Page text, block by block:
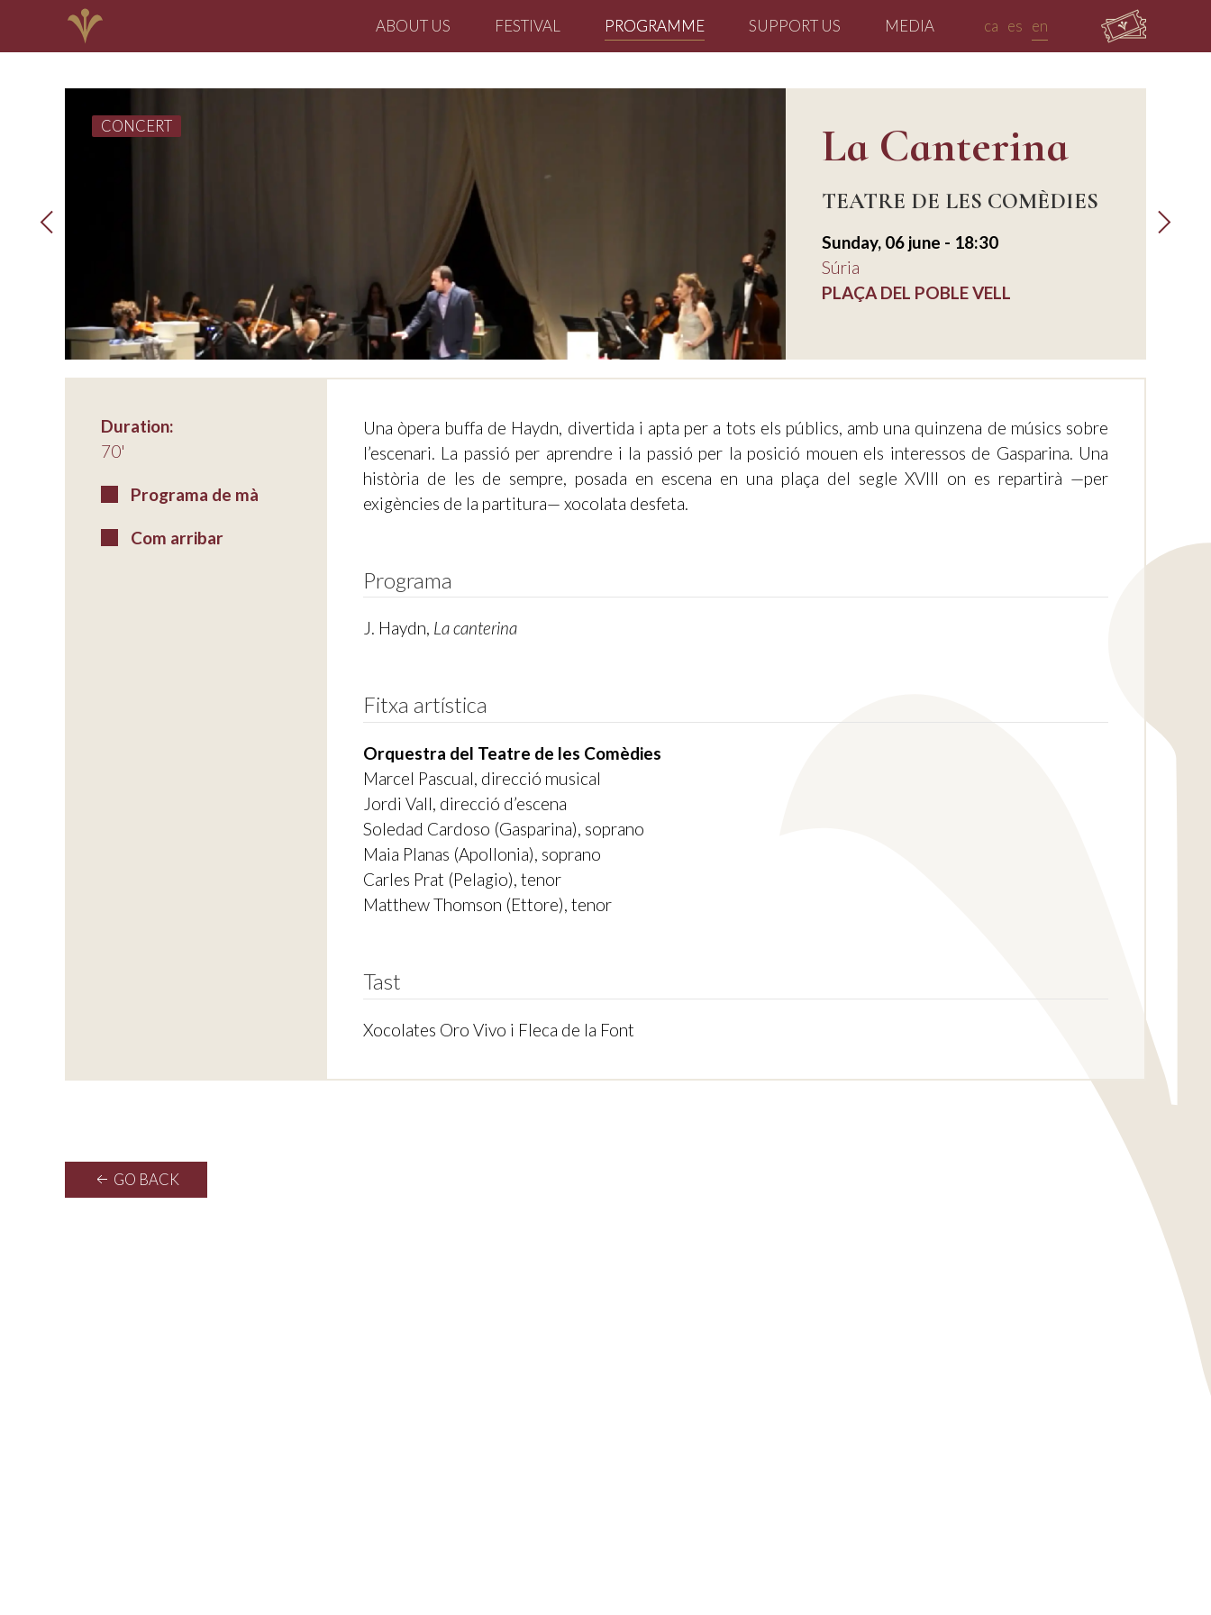
ABOUT US FESTIVAL PROGRAMME SUPPORT US MEDIA ca es en
CONCERT La Canterina
TEATRE DE LES COMÈDIES
Sunday, 06 june - 18:30
Súria
PLAÇA DEL POBLE VELL
Duration:
70'
Programa de mà
Com arribar
Una òpera buffa de Haydn, divertida i apta per a tots els públics, amb una quinzena de músics sobre
l’escenari. La passió per aprendre i la passió per la posició mouen els interessos de Gasparina. Una
història de les de sempre, posada en escena en una plaça del segle XVIII on es repartirà —per
exigències de la partitura— xocolata desfeta.
Programa
J. Haydn, La canterina
Fitxa artística
Orquestra del Teatre de les Comèdies
Marcel Pascual, direcció musical
Jordi Vall, direcció d’escena
Soledad Cardoso (Gasparina), soprano
Maia Planas (Apollonia), soprano
Carles Prat (Pelagio), tenor
Matthew Thomson (Ettore), tenor
Tast
Xocolates Oro Vivo i Fleca de la Font
GO BACK